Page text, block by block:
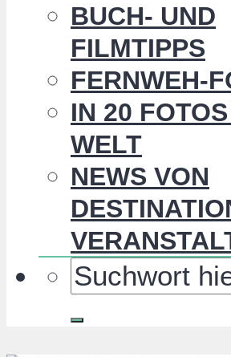
BUCH- UND
FILMTIPPS
FERNWEH-
IN 20
WELT
NEWS VON